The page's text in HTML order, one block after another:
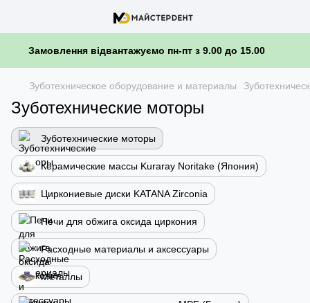
Замовлення відвантажуємо пн-пт з 9.00 до 15.00
Зуботехническое оборудование и материалы
Зуботехнические моторы
Зуботехнические моторы
Керамические массы Kuraray Noritake (Япония)
Циркониевые диски KATANA Zirconia
Печи для обжига оксида циркония
Расходные материалы и аксессуары
Металлы